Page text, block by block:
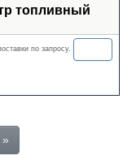
топливный
по запросу.
»